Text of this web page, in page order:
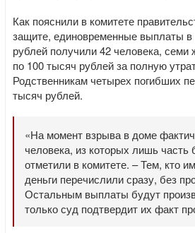
Как пояснили в комитете
защите, единовременные выплаты в
рублей получили 42 человека,
по 100 тысяч рублей за полную
Родственникам четырех погибших
тысяч рублей.
«На момент взрыва в доме
человека, из которых лишь часть
отметили в комитете. – Тем, кто
деньги перечислили сразу, без
Остальным выплаты будут
только суд подтвердит их факт